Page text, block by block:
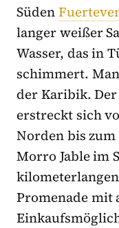
Süden
langer weißer
Wasser, das in
schimmert.
der Karibik.
erstreckt sich
Norden bis
Morro Jable im
Promenade mit